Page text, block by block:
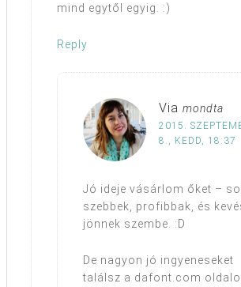
mind egytől egyig. :)
Reply
Via mondta
2015.
8., KEDD, 18:37
Jó ideje vásárlom őket –
szebbek, profibbak, és
jönnek szembe. :D
De nagyon jó ingyeneseket
találsz a dafont.com